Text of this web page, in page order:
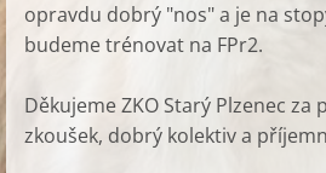
opravdu dobrý "nos" a je na
budeme trénovat na FPr2.
Děkujeme ZKO Starý Plzenec
zkoušek, dobrý kolektiv a